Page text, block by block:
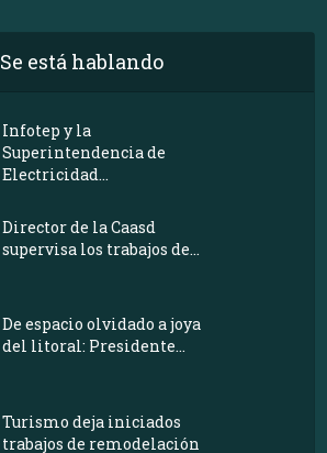
Se está hablando
Infotep y la
Superintendencia de
Electricidad...
Director de la Caasd
supervisa los trabajos de...
De espacio olvidado a joya
del litoral: Presidente...
Turismo deja iniciados
trabajos de remodelación